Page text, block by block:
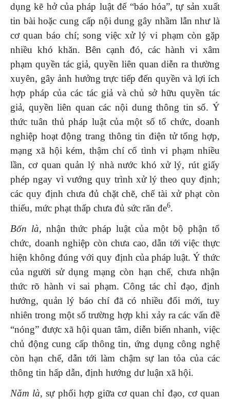
dụng kẽ hở của pháp luật để “báo hóa”, tự sản xuất
tin bài hoặc cung cấp nội dung gây nhầm lẫn như là
cơ quan báo chí; song việc xử lý vi phạm còn gặp
nhiều khó khăn. Bên cạnh đó, các hành vi xâm
phạm quyền tác giả, quyền liên quan diễn ra thường
xuyên, gây ảnh hưởng trực tiếp đến quyền và lợi ích
hợp pháp của các tác giả và chủ sở hữu quyền tác
giả, quyền liên quan các nội dung thông tin số. Ý
thức tuân thủ pháp luật của một số tổ chức, doanh
nghiệp hoạt động trang thông tin điện tử tổng hợp,
mạng xã hội kém, thậm chí cố tình vi phạm nhiều
lần, cơ quan quản lý nhà nước khó xử lý, rút giấy
phép ngay vì vướng quy trình xử lý theo quy định;
các quy định chưa đủ chặt chẽ, chế tài xử phạt còn
thiếu, mức phạt thấp chưa đủ sức răn đe6.
Bốn là, nhận thức pháp luật của một bộ phận tổ
chức, doanh nghiệp còn chưa cao, dẫn tới việc thực
hiện không đúng với quy định của pháp luật. Ý thức
của người sử dụng mạng còn hạn chế, chưa nhận
thức rõ hành vi sai phạm. Công tác chỉ đạo, định
hướng, quản lý báo chí đã có nhiều đổi mới, tuy
nhiên trong một số trường hợp khi xảy ra các vấn đề
“nóng” được xã hội quan tâm, diễn biến nhanh, việc
chủ động cung cấp thông tin, ứng dụng công nghệ
còn hạn chế, dẫn tới làm chậm sự lan tỏa của các
thông tin hấp dẫn, định hướng dư luận xã hội.
Năm là, sự phối hợp giữa cơ quan chỉ đạo, cơ quan